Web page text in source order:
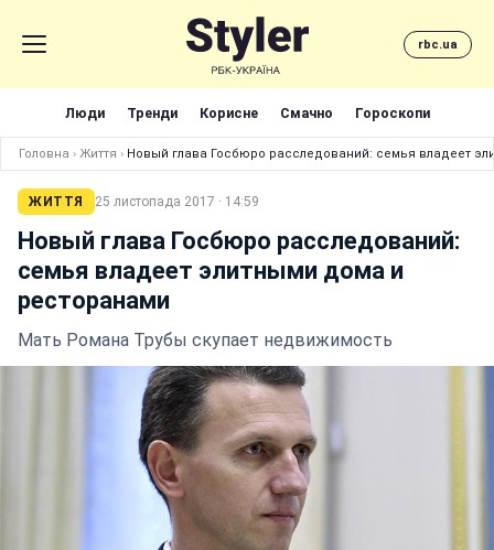
rbc.ua
Люди Тренди Корисне Смачно Гороскопи
Головна › Життя › Новый глава Госбюро расследований: семья владеет
ЖИТТЯ 25 листопада 2017 · 14:59
Новый глава Госбюро расследований:
семья владеет элитными дома и
ресторанами
Мать Романа Трубы скупает недвижимость